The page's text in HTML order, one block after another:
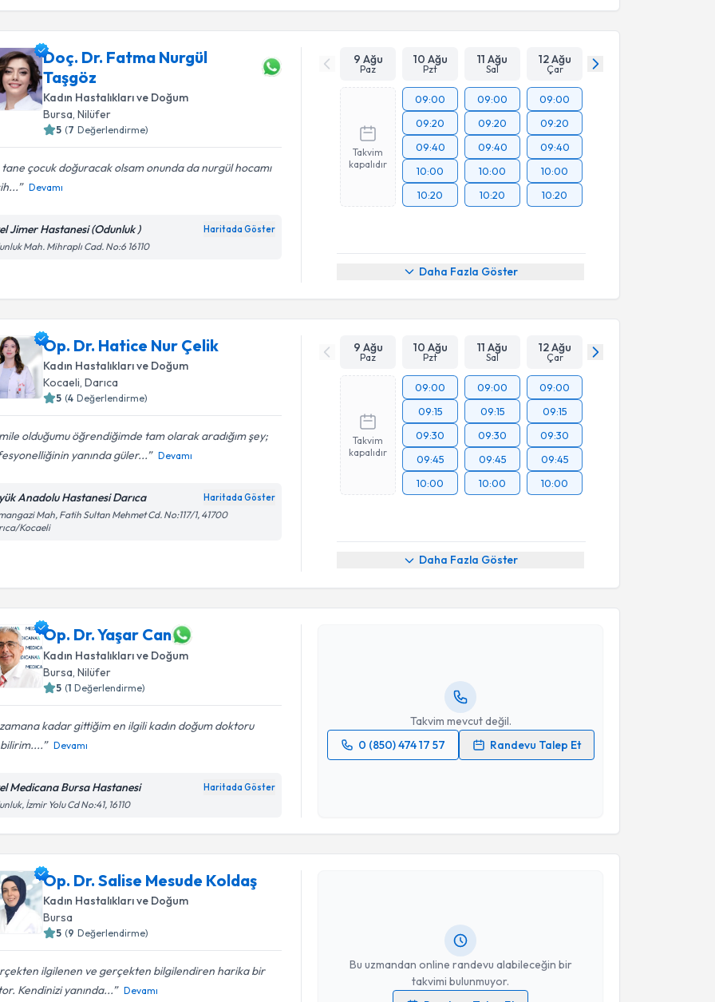
Doç. Dr. Fatma Nurgül
Taşgöz
Kadın Hastalıkları ve Doğum
Bursa , Nilüfer
5 (7 Değerlendirme)
çocuk doğuracak olsam onunda da nurgül hocamı
Devamı
Jimer Hastanesi (Odunluk ) Haritada Göster
Mah. Mihraplı Cad. No:6 16110
9 Ağu
Paz
10 Ağu
Pzt
11 Ağu
Sal
12 Ağu
Çar
Takvim
kapalıdır
09:00
09:20
09:40
10:00
10:20
09:00
09:20
09:40
10:00
10:20
09:00
09:20
09:40
10:00
10:20
Daha Fazla Göster
Op. Dr. Hatice Nur Çelik
Kadın Hastalıkları ve Doğum
Kocaeli, Darıca
5 (4 Değerlendirme)
olduğumu öğrendiğimde tam olarak aradığım şey;
yanında güler...
Devamı
Anadolu Hastanesi Darıca Haritada Göster
Mah, Fatih Sultan Mehmet Cd. No:117/1, 41700
Kocaeli
9 Ağu
Paz
10 Ağu
Pzt
11 Ağu
Sal
12 Ağu
Çar
Takvim
kapalıdır
09:00
09:15
09:30
09:45
10:00
09:00
09:15
09:30
09:45
10:00
09:00
09:15
09:30
09:45
10:00
Daha Fazla Göster
Op. Dr. Yaşar Can
Kadın Hastalıkları ve Doğum
Bursa , Nilüfer
5 (1 Değerlendirme)
kadar gittiğim en ilgili kadın doğum doktoru
Devamı
Medicana Bursa Hastanesi Haritada Göster
İzmir Yolu Cd No:41, 16110
Takvim mevcut değil.
0 (850) 474 17 57
Randevu Talep Et
Randevu Takvimi Talebi
Op. Dr. Yaşar Can
Takvim Talebini Gönder
Op. Dr. Salise Mesude Koldaş
Kadın Hastalıkları ve Doğum
Bursa
5 (9 Değerlendirme)
ilgilenen ve gerçekten bilgilendiren harika bir
Kendinizi yanında...
Devamı
Bu uzmandan online randevu alabileceğin bir
takvimi bulunmuyor.